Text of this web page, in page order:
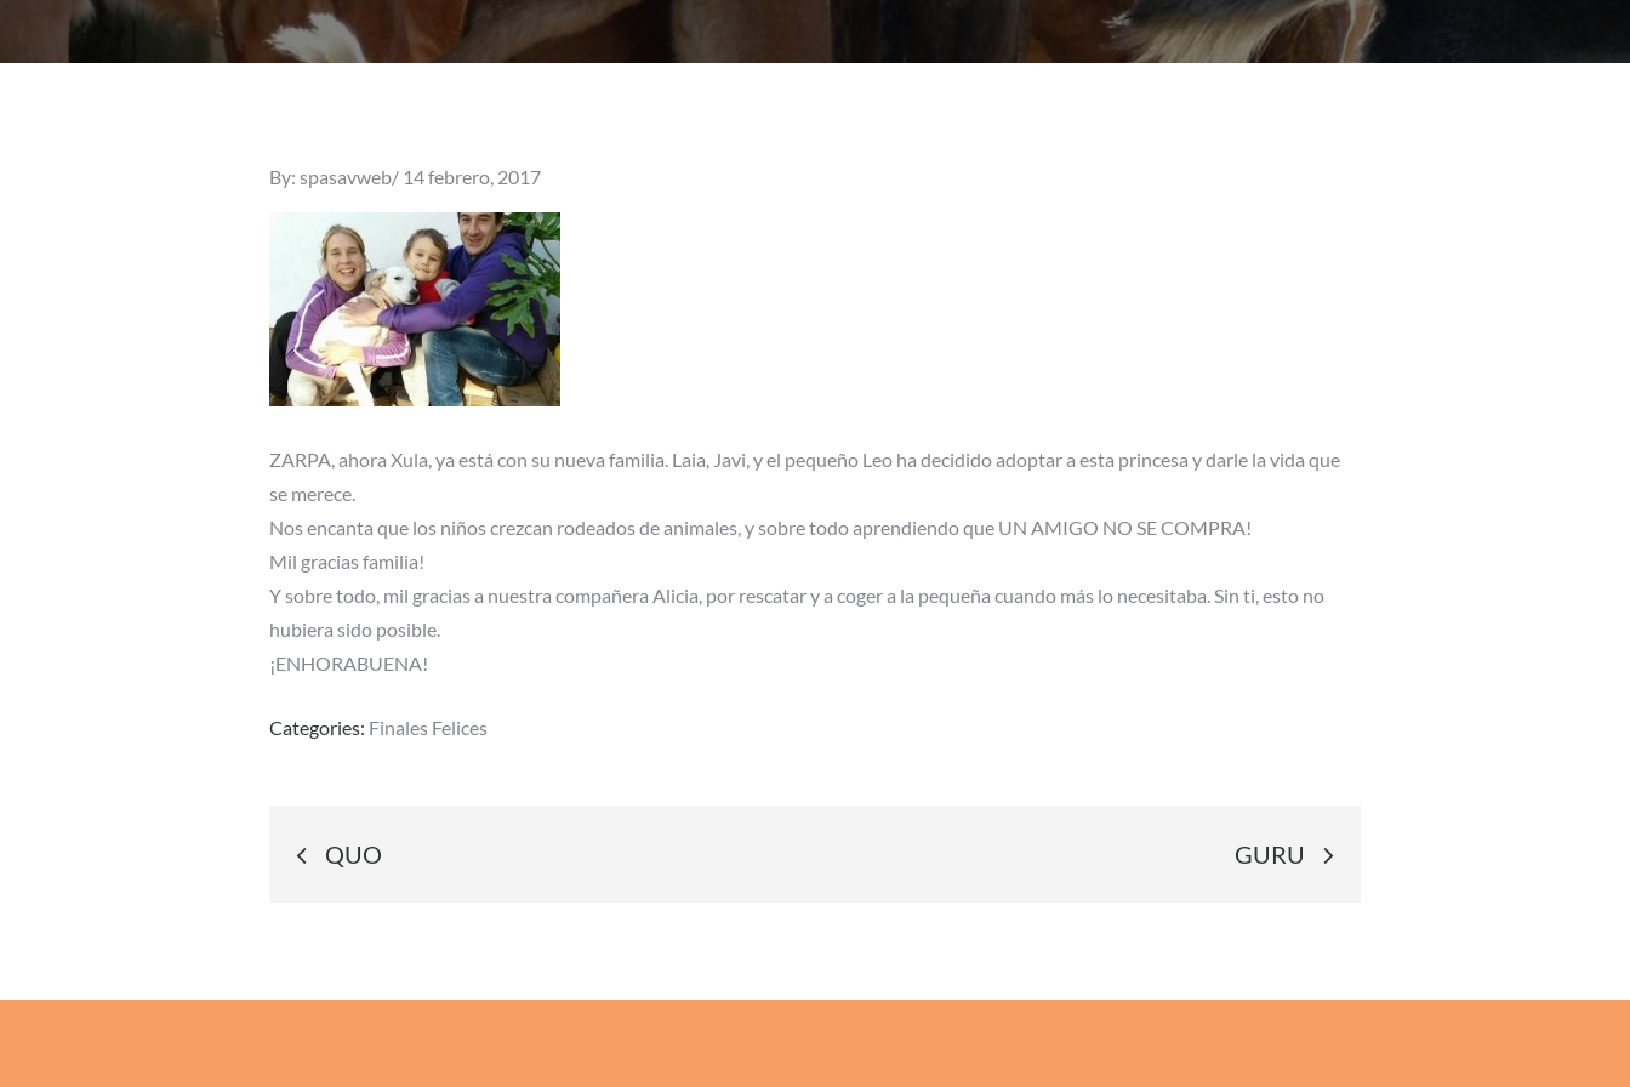
By: spasavweb Posted
on
14 febrero, 2017
ZARPA, ahora Xula, ya está con su nueva familia. Laia, Javi, y el pequeño Leo ha decidido adoptar a esta princesa y darle la vida que
se merece.
Nos encanta que los niños crezcan rodeados de animales, y sobre todo aprendiendo que UN AMIGO NO SE COMPRA!
Mil gracias familia!
Y sobre todo, mil gracias a nuestra compañera Alicia, por rescatar y a coger a la pequeña cuando más lo necesitaba. Sin ti, esto no
hubiera sido posible.
¡ENHORABUENA!
Categories: Finales Felices
Navegación
QUO GURU